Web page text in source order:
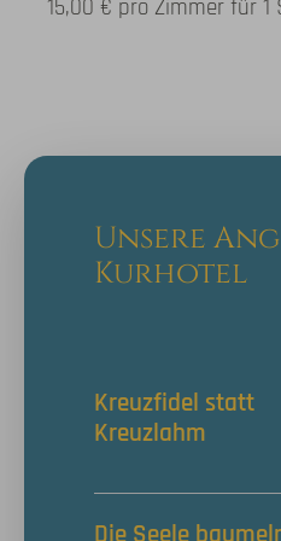
15,00 € pro Zimmer für
Unsere
Kurhotel
Kreuzfidel statt
Kreuzlahm
Die Seele